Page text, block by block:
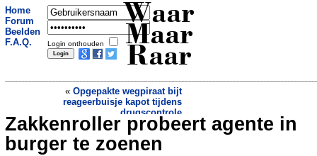
Home
Forum
Beelden
F.A.Q.
Login onthouden
Waar
Maar
Raar
« Opgepakte wegpiraat bijt
reageerbuisje kapot tijdens
drugscontrole
Buren proberen 'afwezige' buurman
tevergeefs weg te krijgen»
Zakkenroller probeert agente in
burger te zoenen